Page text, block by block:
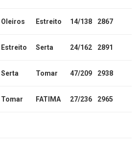
Oleiros Estreito 14/138 2867
Estreito Serta 24/162 2891
Serta Tomar 47/209 2938
Tomar FATIMA 27/236 2965